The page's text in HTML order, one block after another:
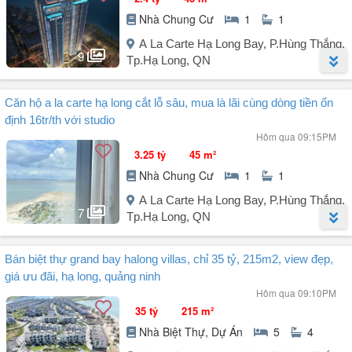
triệu / 1 tháng
- Khu trung tâm, gần chợ, gần biển...
Liên hệ : chủ nhà (zalo)
9
Nhà Chung Cư 1 1
A La Carte Hạ Long Bay, P.Hùng Thắng,
Tp.Hạ Long, QN
Người đăng: Bùi Văn Minh
(1 tin đăng)
Nội thất 5 sao của chủ đầu tư.
Căn chục hoa hậu đẹp toà A, B, một bước là xuống bãi biển tắm
không phải đi đâu xa.
Pháp lý: Sổ đỏ lâu dài (căn hiếm có ở bờ biển có sổ đỏ lâu dài).
Có thể tự vận hành cho thuê có dòng tiền hoặc để ở hưởng thụ đều
rất tốt.
Được sử dụng miễn phí dịch vụ 10 năm.
Quý khách có nhu cầu mua hãy LH: Mr Minh.
Căn hộ a la carte hạ long cắt lỗ sâu, mua là lãi cùng dòng tiền ổn
định 16tr/th với studio
Hôm qua 09:15PM
7
3.25 tỷ 45 m²
Nhà Chung Cư 1 1
A La Carte Hạ Long Bay, P.Hùng Thắng,
Tp.Hạ Long, QN
Người đăng: Nguyễn Dũng Hạ Long
(13 tin đăng)
Dòng tiền home đều đặn ~16 triệu/tháng với studio. Cùng em Dũng
vẽ lên kế hoạch tích sản hoàn hảo tránh lạm phát trong 3 năm tới...
- Studio 45m² mã VIP ban công Tây Nam giá 3tỷ250.
Bán biệt thự grand bay halong villas, chỉ 35 tỷ, 215m2, view đẹp,
giá ưu đãi, hạ long, quảng ninh
Hôm qua 09:10PM
35 tỷ 215 m²
Nhà Biệt Thự, Dự Án 5 4